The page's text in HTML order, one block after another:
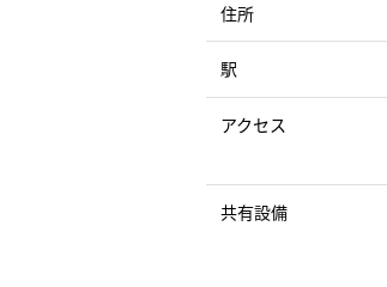
住所
駅
アクセス
共有設備